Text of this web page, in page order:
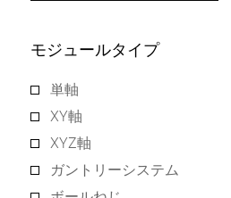
モジュールタイプ
単軸
XY軸
XYZ軸
ガントリーシステム